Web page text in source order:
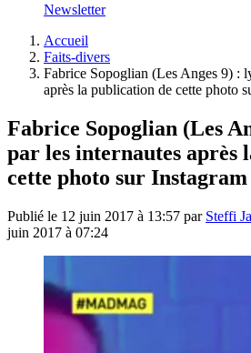
Newsletter
Accueil
Faits-divers
Fabrice Sopoglian (Les Anges 9) :
après la publication de cette photo
Fabrice Sopoglian (Les
par les internautes après
cette photo sur Instagram
Publié le 12 juin 2017 à 13:57 par Steffi
juin 2017 à 07:24